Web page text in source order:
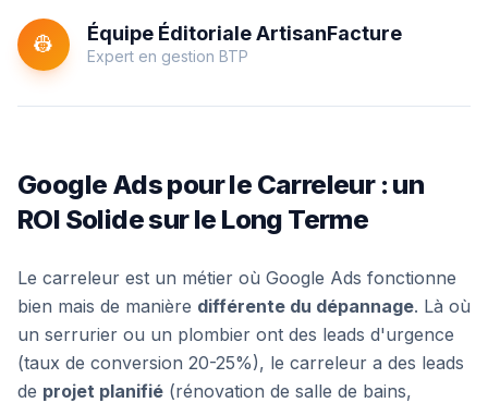
👷 Équipe Éditoriale ArtisanFacture
Expert en gestion BTP
Google Ads pour le Carreleur : un
ROI Solide sur le Long Terme
Le carreleur est un métier où Google Ads fonctionne
bien mais de manière différente du dépannage. Là où
un serrurier ou un plombier ont des leads d'urgence
(taux de conversion 20-25%), le carreleur a des leads
de projet planifié (rénovation de salle de bains,